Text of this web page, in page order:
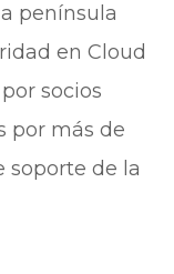
península
en Cloud
socios
por más de
soporte de la